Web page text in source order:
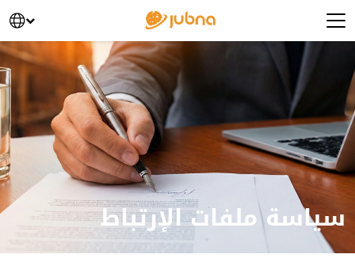
تخطى الى المحتوى
Main Navigation
سياسة ملفات الإرتباط